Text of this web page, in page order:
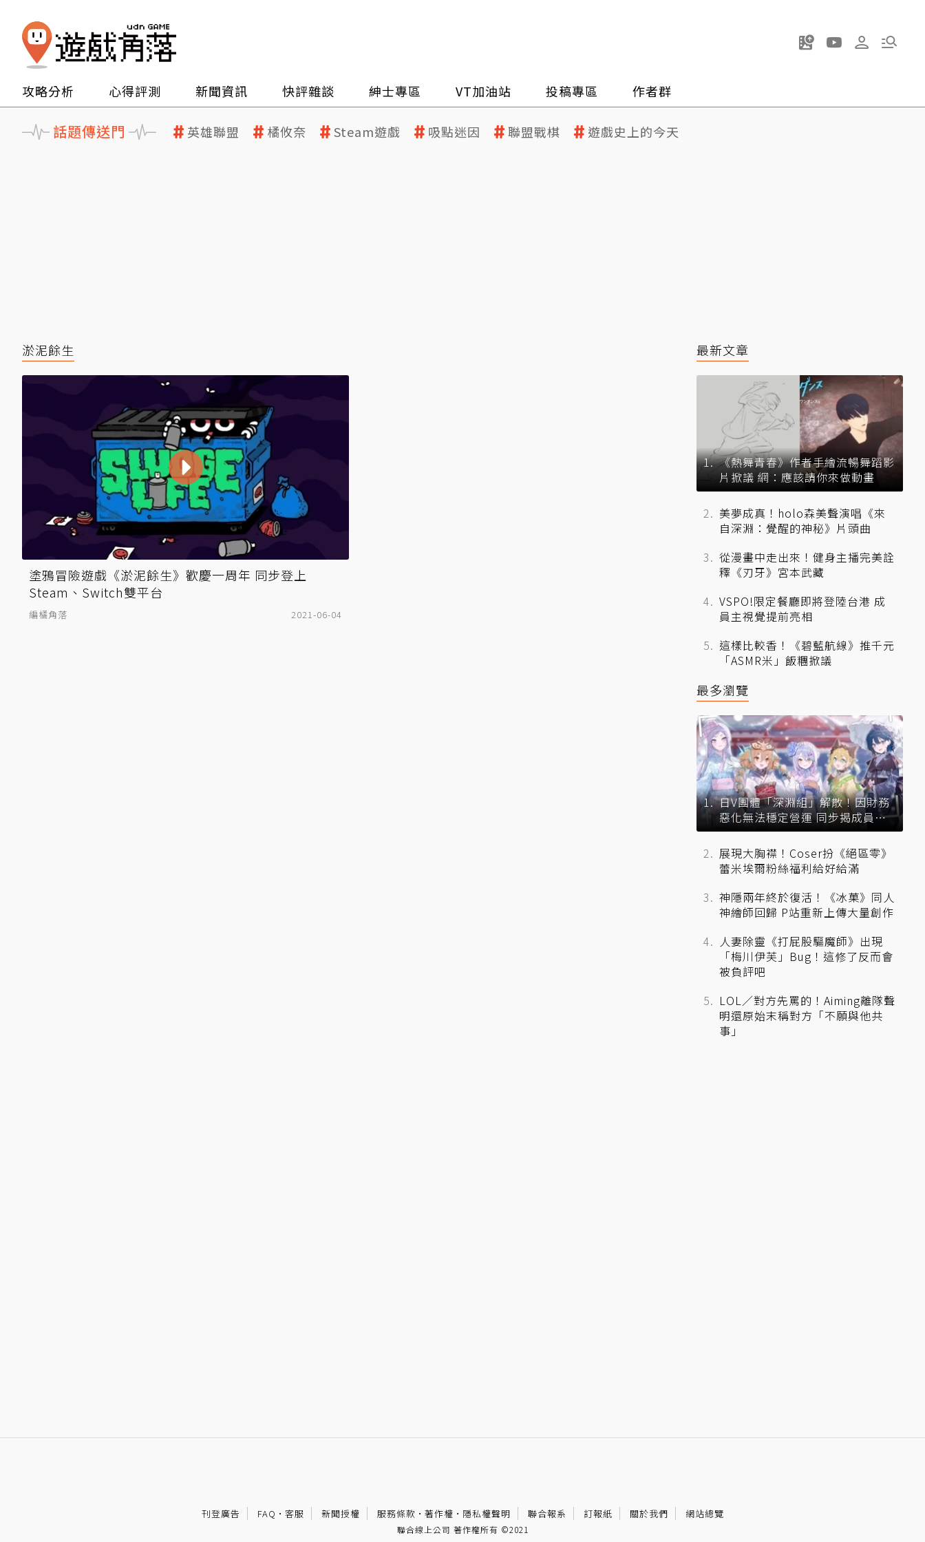
攻略分析 心得評測 新聞資訊 快評雜談 紳士專區 VT加油站 投稿專區 作者群
話題傳送門 英雄聯盟 橘攸奈 Steam遊戲 吸點迷因 聯盟戰棋 遊戲史上的今天
淤泥餘生
塗鴉冒險遊戲《淤泥餘生》歡慶一周年 同步登上
Steam、Switch雙平台
編橘角落 2021-06-04
最新文章
《熱舞青春》作者手繪流暢舞蹈影
片掀議 網：應該請你來做動畫
美夢成真！holo森美聲演唱《來
自深淵：覺醒的神秘》片頭曲
從漫畫中走出來！健身主播完美詮
釋《刃牙》宮本武藏
VSPO!限定餐廳即將登陸台港 成
員主視覺提前亮相
這樣比較香！《碧藍航線》推千元
「ASMR米」飯糰掀議
最多瀏覽
日V團體「深淵組」解散！因財務
惡化無法穩定營運 同步揭成員未
來去向
展現大胸襟！Coser扮《絕區零》
蕾米埃爾粉絲福利給好給滿
神隱兩年終於復活！《冰菓》同人
神繪師回歸 P站重新上傳大量創作
人妻除靈《打屁股驅魔師》出現
「梅川伊芙」Bug！這修了反而會
被負評吧
LOL／對方先罵的！Aiming離隊聲
明還原始末稱對方「不願與他共
事」
刊登廣告 FAQ · 客服 新聞授權 服務條款 · 著作權 · 隱私權聲明 聯合報系 訂報紙 關於我們 網站總覽
聯合線上公司 著作權所有 ©2021